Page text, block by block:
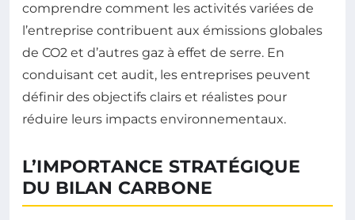
comprendre comment les activités variées de
l’entreprise contribuent aux émissions globales
de CO2 et d’autres gaz à effet de serre. En
conduisant cet audit, les entreprises peuvent
définir des objectifs clairs et réalistes pour
réduire leurs impacts environnementaux.
L’IMPORTANCE STRATÉGIQUE
DU BILAN CARBONE